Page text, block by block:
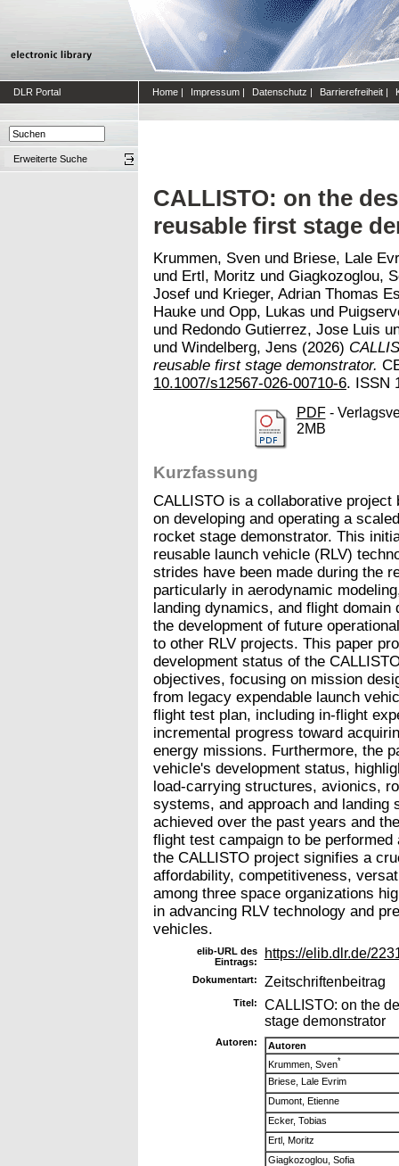
DLR Portal Home | Impressum | Datenschutz | Barrierefreiheit |
Erweiterte Suche
CALLISTO: on the
reusable first stage
Krummen, Sven und Briese, Lale
und Ertl, Moritz und Giagkozoglou,
Josef und Krieger, Adrian Thomas
Hauke und Opp, Lukas und
und Redondo Gutierrez, Jose Luis
und Windelberg, Jens (2026)
reusable first stage demonstrator.
10.1007/s12567-026-00710-6. ISSN
PDF-
2MB
Kurzfassung
CALLISTO is a collaborative
on developing and operating a
rocket stage demonstrator. This
reusable launch vehicle (RLV)
strides have been made during the
particularly in aerodynamic
landing dynamics, and flight
the development of future
to other RLV projects. This paper
development status of the
objectives, focusing on mission
from legacy expendable launch
flight test plan, including in-flight
incremental progress toward
energy missions. Furthermore, the
vehicle's development status,
load-carrying structures, avionics,
systems, and approach and
achieved over the past years and
flight test campaign to be
the CALLISTO project signifies a
affordability, competitiveness,
among three space organizations
in advancing RLV technology and
vehicles.
elib-URL des
Eintrags:
https://elib.dlr.de/
Dokumentart: Zeitschriftenbeitrag
Titel:
CALLISTO: on the
stage demonstrator
Autoren:
Autoren
Krummen, Sven*
Briese, Lale Evrim
Dumont, Etienne
Ecker, Tobias
Ertl, Moritz
Giagkozoglou, Sofia